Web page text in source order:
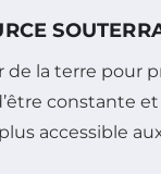
la terre pour
constante
accessible